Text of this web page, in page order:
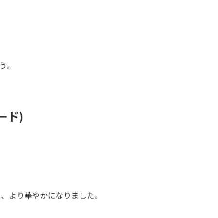
。
ド)
より華やかになりました。